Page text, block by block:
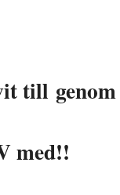
till
med!!